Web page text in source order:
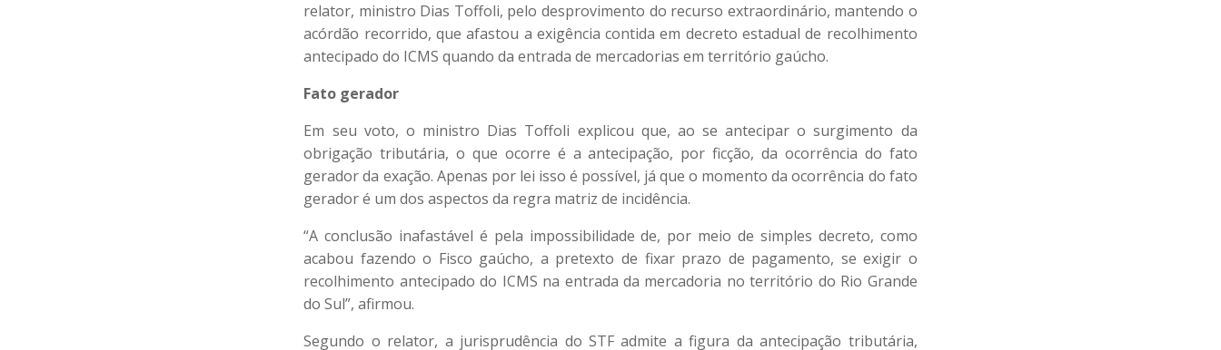
relator, ministro Dias Toffoli, pelo desprovimento do recurso extraordinário, mantendo o
acórdão recorrido, que afastou a exigência contida em decreto estadual de recolhimento
antecipado do ICMS quando da entrada de mercadorias em território gaúcho.
Fato gerador
Em seu voto, o ministro Dias Toffoli explicou que, ao se antecipar o surgimento da
obrigação tributária, o que ocorre é a antecipação, por ficção, da ocorrência do fato
gerador da exação. Apenas por lei isso é possível, já que o momento da ocorrência do fato
gerador é um dos aspectos da regra matriz de incidência.
“A conclusão inafastável é pela impossibilidade de, por meio de simples decreto, como
acabou fazendo o Fisco gaúcho, a pretexto de fixar prazo de pagamento, se exigir o
recolhimento antecipado do ICMS na entrada da mercadoria no território do Rio Grande
do Sul”, afirmou.
Segundo o relator, a jurisprudência do STF admite a figura da antecipação tributária,